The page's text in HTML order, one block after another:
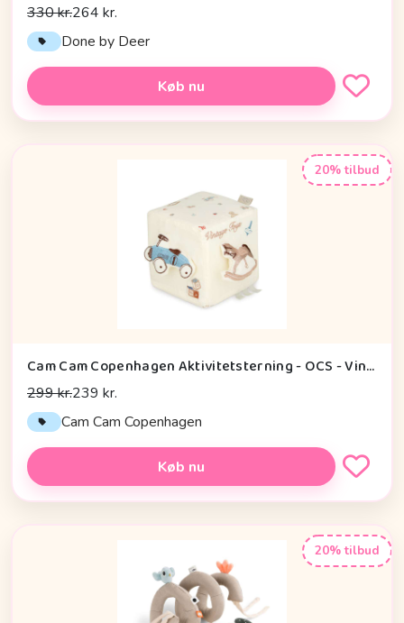
330 kr.264 kr.
Done by Deer
Køb nu
20% tilbud
Cam Cam Copenhagen Aktivitetsterning - OCS - Vintage Toys
299 kr.239 kr.
Cam Cam Copenhagen
Køb nu
20% tilbud